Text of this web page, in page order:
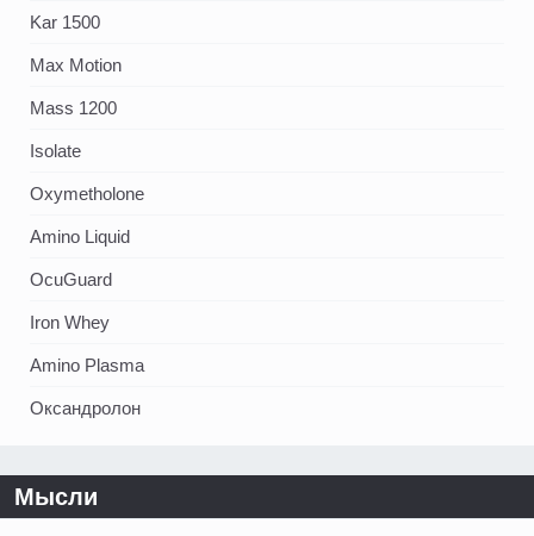
Kar 1500
Max Motion
Mass 1200
Isolate
Oxymetholone
Amino Liquid
OcuGuard
Iron Whey
Amino Plasma
Оксандролон
Мысли